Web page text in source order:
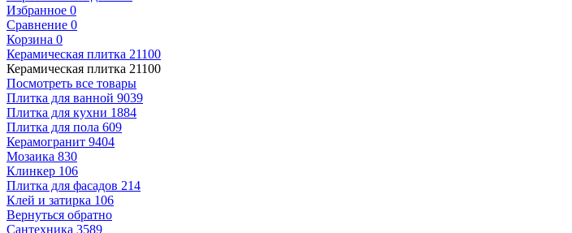
Избранное 0
Сравнение 0
Корзина 0
Керамическая плитка 21100
Керамическая плитка 21100
Посмотреть все товары
Плитка для ванной 9039
Плитка для кухни 1884
Плитка для пола 609
Керамогранит 9404
Мозаика 830
Клинкер 106
Плитка для фасадов 214
Клей и затирка 106
Вернуться обратно
Сантехника 3589